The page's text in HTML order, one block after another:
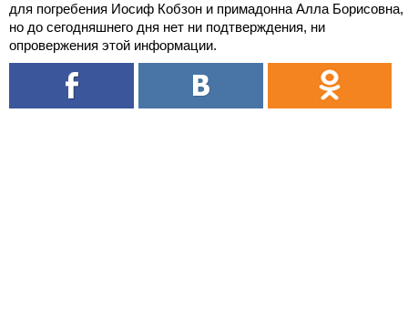
для погребения Иосиф Кобзон и примадонна Алла Борисовна,
но до сегодняшнего дня нет ни подтверждения, ни
опровержения этой информации.